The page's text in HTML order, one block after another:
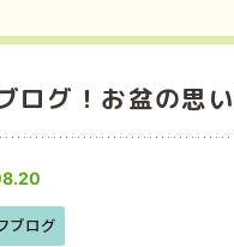
ログ！お盆の思い
ブログ